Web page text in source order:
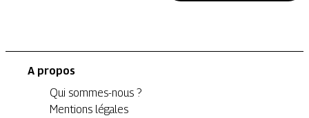
A propos
Qui sommes-nous ?
Mentions légales